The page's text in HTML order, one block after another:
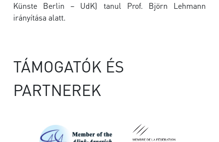
Künste Berlin – UdK) tanul Prof. Björn Lehmann
irányítása alatt.
TÁMOGATÓK ÉS
PARTNEREK